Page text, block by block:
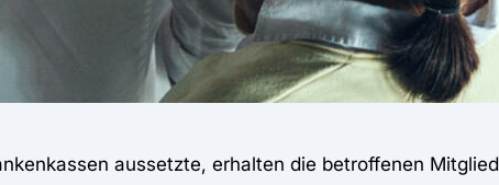
aussetzte, erhalten die betroffenen